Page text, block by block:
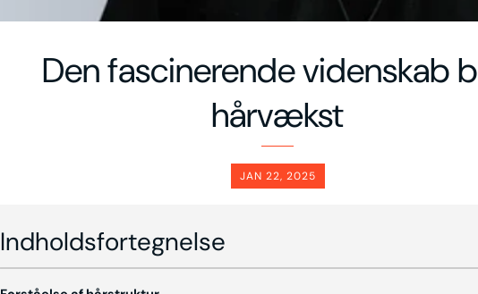
Den fascinerende videnskab
hårvækst
JAN 22, 2025
Indholdsfortegnelse